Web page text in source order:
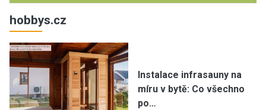
hobbys.cz
Instalace infrasauny na
míru v bytě: Co všechno
po…